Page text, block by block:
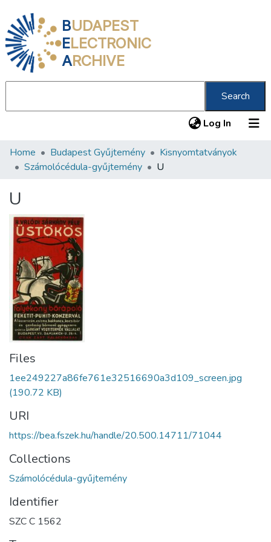
BUDAPEST
ELECTRONIC
ARCHIVE
Search
Log In (current)
Communities & Collections
Statistics
About us
Home Budapest Gyűjtemény
Kisnyomtatványok
Számolócédula-gyűjtemény
U
U
Files
1ee249227a86fe761e32516690a3d109_screen.jpg
(190.72 KB)
URI
https://bea.fszek.hu/handle/20.500.14711/71044
Collections
Számolócédula-gyűjtemény
Identifier
SZC C 1562